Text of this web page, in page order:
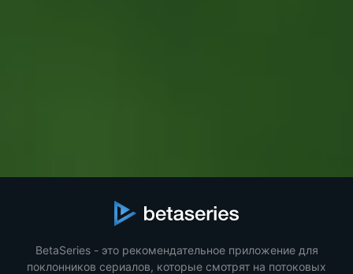
BetaSeries - это рекомендательное приложение для
поклонников сериалов, которые смотрят на потоковых